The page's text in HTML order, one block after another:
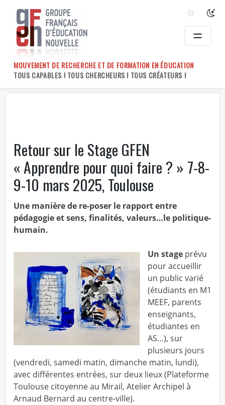
content
MOUVEMENT DE RECHERCHE ET DE FORMATION EN ÉDUCATION
TOUS CAPABLES ! TOUS CHERCHEURS ! TOUS CRÉATEURS !
Retour sur le Stage GFEN
« Apprendre pour quoi faire ? » 7-8-
9-10 mars 2025, Toulouse
Une manière de re-poser le rapport entre
pédagogie et sens, finalités, valeurs…le politique-
humain.
Un stageprévu
pour accueillir
un public varié
(étudiants en M1
MEEF, parents
enseignants,
étudiantes en
AS…), sur
plusieurs jours
(vendredi, samedi matin, dimanche matin, lundi),
avec différentes entrées, sur deux lieux (Plateforme
Toulouse citoyenne au Mirail, Atelier Archipel à
Arnaud Bernard au centre-ville).